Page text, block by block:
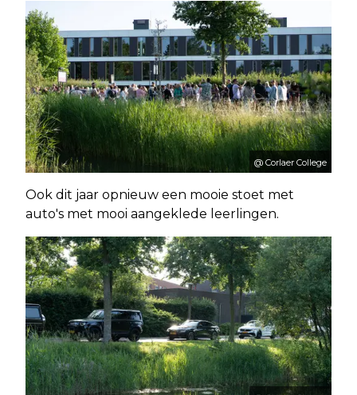
@ Corlaer College
Ook dit jaar opnieuw een mooie stoet met
auto's met mooi aangeklede leerlingen.